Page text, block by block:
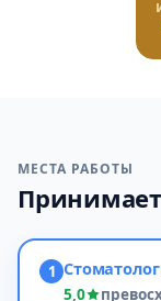
МЕСТА РАБОТЫ
1
5,0